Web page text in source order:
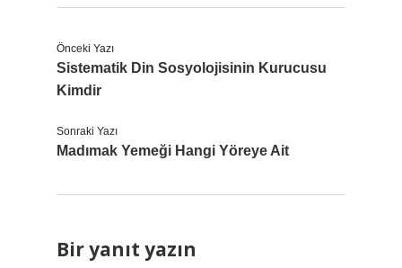
Önceki Yazı
Sistematik Din Sosyolojisinin Kurucusu
Kimdir
Sonraki Yazı
Madımak Yemeği Hangi Yöreye Ait
Bir yanıt yazın